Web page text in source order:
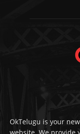
OkTelugu is your
website. We provide